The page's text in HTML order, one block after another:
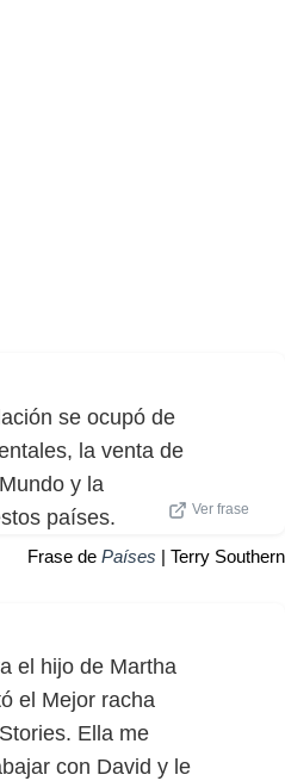
se ocupó de
la venta de
y la
países.
Ver frase
Frase de Países | Terry Southern
el hijo de Martha
el Mejor racha
Ella me
con David y le